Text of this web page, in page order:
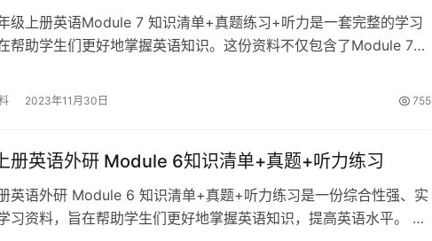
级上册英语Module 7 知识清单+真题练习+听力是一套完整的学习
帮助学生们更好地掌握英语知识。这份资料不仅包含了Module 7的
2023年11月30日 755
册英语外研 Module 6知识清单+真题+听力练习
英语外研 Module 6 知识清单+真题+听力练习是一份综合性强、实
习资料，旨在帮助学生们更好地掌握英语知识，提高英语水平。 这